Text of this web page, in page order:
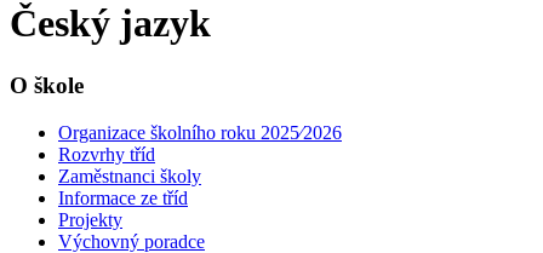
Český jazyk
O škole
Organizace školního roku 2025⁄2026
Rozvrhy tříd
Zaměstnanci školy
Informace ze tříd
Projekty
Výchovný poradce